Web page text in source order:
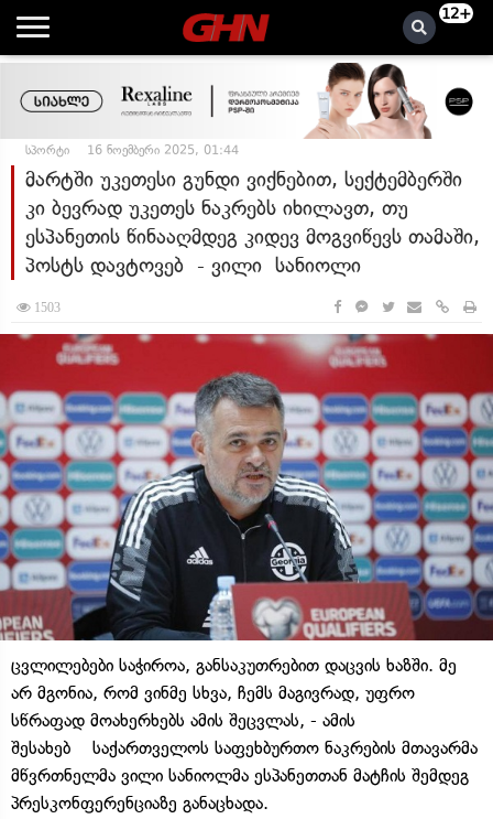
12+
სპორტი 16 ნოემბერი 2025, 01:44
მარტში უკეთესი გუნდი ვიქნებით, სექტემბერში
კი ბევრად უკეთეს ნაკრებს იხილავთ, თუ
ესპანეთის წინააღმდეგ კიდევ მოგვიწევს თამაში,
პოსტს დავტოვებ - ვილი სანიოლი
1503
ცვლილებები საჭიროა, განსაკუთრებით დაცვის ხაზში. მე
არ მგონია, რომ ვინმე სხვა, ჩემს მაგივრად, უფრო
სწრაფად მოახერხებს ამის შეცვლას, - ამის
შესახებ საქართველოს საფეხბურთო ნაკრების მთავარმა
მწვრთნელმა ვილი სანიოლმა ესპანეთთან მატჩის შემდეგ
პრესკონფერენციაზე განაცხადა.